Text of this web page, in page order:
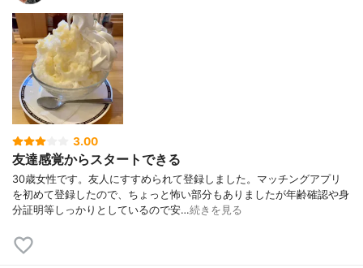
3.00
友達感覚からスタートできる
30歳女性です。友人にすすめられて登録しました。マッチングアプリ
を初めて登録したので、ちょっと怖い部分もありましたが年齢確認や身
分証明等しっかりとしているので安…続きを見る